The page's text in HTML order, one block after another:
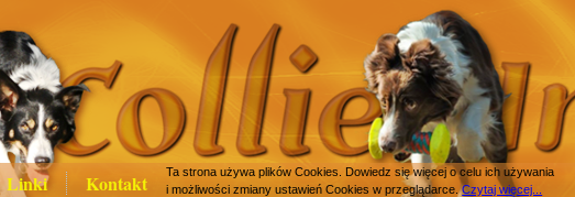
Linki Kontakt
Ta strona używa plików Cookies. Dowiedz się więcej o celu ich używania
i możliwości zmiany ustawień Cookies w przeglądarce.Czytaj więcej...